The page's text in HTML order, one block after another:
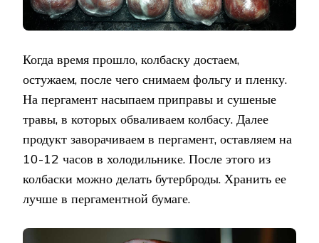
Когда время прошло, колбаску достаем,
остужаем, после чего снимаем фольгу и пленку.
На пергамент насыпаем приправы и сушеные
травы, в которых обваливаем колбасу. Далее
продукт заворачиваем в пергамент, оставляем на
10-12 часов в холодильнике. После этого из
колбаски можно делать бутерброды. Хранить ее
лучше в пергаментной бумаге.